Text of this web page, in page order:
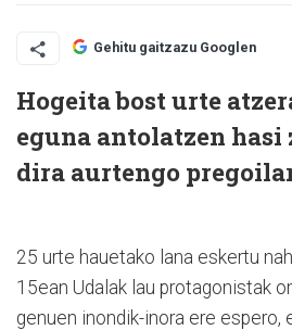
Gehitu gaitzazu Googlen
Hogeita bost urte
eguna antolatzen
dira aurtengo
25 urte hauetako lana eskertu
15ean Udalak lau protagonistak
genuen inondik-inora ere espero,